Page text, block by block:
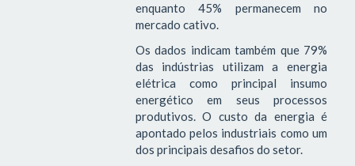
enquanto 45% permanecem no
mercado cativo.
Os dados indicam também que 79%
das indústrias utilizam a energia
elétrica como principal insumo
energético em seus processos
produtivos. O custo da energia é
apontado pelos industriais como um
dos principais desafios do setor.